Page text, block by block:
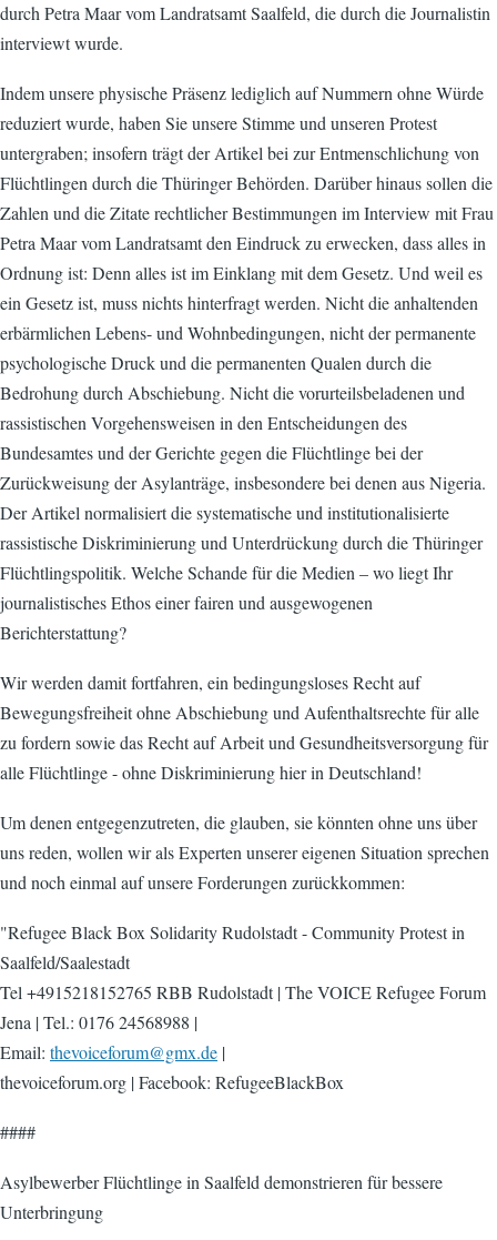
durch Petra Maar vom Landratsamt Saalfeld, die durch die Journalistin
interviewt wurde.
Indem unsere physische Präsenz lediglich auf Nummern ohne Würde
reduziert wurde, haben Sie unsere Stimme und unseren Protest
untergraben; insofern trägt der Artikel bei zur Entmenschlichung von
Flüchtlingen durch die Thüringer Behörden. Darüber hinaus sollen die
Zahlen und die Zitate rechtlicher Bestimmungen im Interview mit Frau
Petra Maar vom Landratsamt den Eindruck zu erwecken, dass alles in
Ordnung ist: Denn alles ist im Einklang mit dem Gesetz. Und weil es
ein Gesetz ist, muss nichts hinterfragt werden. Nicht die anhaltenden
erbärmlichen Lebens- und Wohnbedingungen, nicht der permanente
psychologische Druck und die permanenten Qualen durch die
Bedrohung durch Abschiebung. Nicht die vorurteilsbeladenen und
rassistischen Vorgehensweisen in den Entscheidungen des
Bundesamtes und der Gerichte gegen die Flüchtlinge bei der
Zurückweisung der Asylanträge, insbesondere bei denen aus Nigeria.
Der Artikel normalisiert die systematische und institutionalisierte
rassistische Diskriminierung und Unterdrückung durch die Thüringer
Flüchtlingspolitik. Welche Schande für die Medien – wo liegt Ihr
journalistisches Ethos einer fairen und ausgewogenen
Berichterstattung?
Wir werden damit fortfahren, ein bedingungsloses Recht auf
Bewegungsfreiheit ohne Abschiebung und Aufenthaltsrechte für alle
zu fordern sowie das Recht auf Arbeit und Gesundheitsversorgung für
alle Flüchtlinge - ohne Diskriminierung hier in Deutschland!
Um denen entgegenzutreten, die glauben, sie könnten ohne uns über
uns reden, wollen wir als Experten unserer eigenen Situation sprechen
und noch einmal auf unsere Forderungen zurückkommen:
"Refugee Black Box Solidarity Rudolstadt - Community Protest in
Saalfeld/Saalestadt
Tel +4915218152765 RBB Rudolstadt | The VOICE Refugee Forum
Jena | Tel.: 0176 24568988 |
Email: thevoiceforum@gmx.de |
thevoiceforum.org | Facebook: RefugeeBlackBox
####
Asylbewerber Flüchtlinge in Saalfeld demonstrieren für bessere
Unterbringung